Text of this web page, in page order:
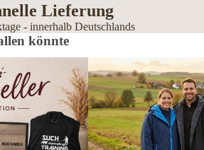
Lieferung
- innerhalb Deutschlands
könnte
Geschenke
Wetterfeste Outdoor-
Hundemenschen –
Editionen